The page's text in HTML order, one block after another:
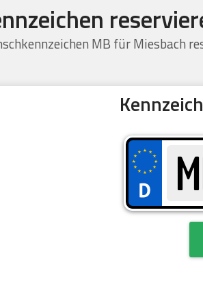
MB für Miesbach